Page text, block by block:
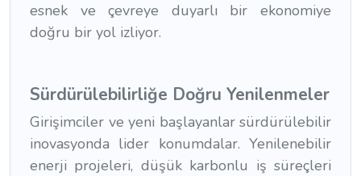
esnek ve çevreye duyarlı bir ekonomiye
doğru bir yol izliyor.
Sürdürülebilirliğe Doğru Yenilenmeler
Girişimciler ve yeni başlayanlar sürdürülebilir
inovasyonda lider konumdalar. Yenilenebilir
enerji projeleri, düşük karbonlu iş süreçleri